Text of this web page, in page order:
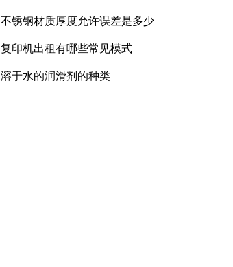
不锈钢材质厚度允许误差是多少
复印机出租有哪些常见模式
溶于水的润滑剂的种类